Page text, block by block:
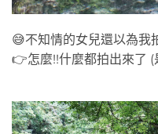
😅不知情的女兒還以為我
👉怎麼!!什麼都拍出來了 (